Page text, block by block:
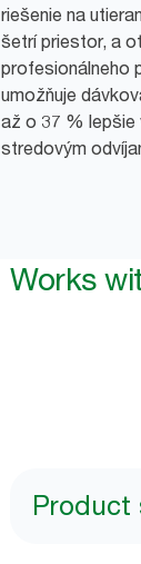
riešenie na
šetrí priestor, a
profesionálneho
umožňuje
až o 37 %
stredovým
Works
Product